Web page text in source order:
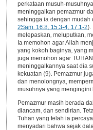
perkataan musuh-
meninggalkan pemazmur
sehingga ia dengan mudah
2Sam. 16:8, 15:3-4, 17:1-2).
melepaskan, meluputkan,
Ia memohon agar Allah
yang kokoh baginya, yang
juga memohon agar
meninggalkannya saat dia
kekuatan (9). Pemazmur
dan menolongnya,
musuhnya yang
Pemazmur masih berada
diancam, dan sendirian.
Tuhan yang telah ia
menyadari bahwa sejak